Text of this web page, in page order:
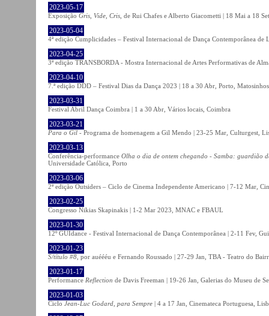
2023-05-17
Exposição Gris, Vide, Cris , de Rui Chafes e Alberto Giacometti | 18 Mai a 18
2023-05-04
4ª edição Cumplicidades – Festival Internacional de Dança Contemporânea
2023-04-25
3ª edição TRANSBORDA - Mostra Internacional de Artes Performativas de
2023-04-10
7.ª edição DDD – Festival Dias da Dança 2023 | 18 a 30 Abr, Porto,
2023-03-31
Festival Abril Dança Coimbra | 1 a 30 Abr, Vários locais, Coimbra
2023-03-21
Para o Gil - Programa de homenagem a Gil Mendo | 23-25 Mar, Culturgest,
2023-03-13
Conferência-performance Olha o dia de ontem chegando - Samba: guardião
Universidade Católica, Porto
2023-03-06
2ª edição Outsiders – Ciclo de Cinema Independente Americano | 7-12 Mar,
2023-02-25
Congresso Nikias Skapinakis | 1-2 Mar 2023, MNAC e FBAUL
2023-01-30
12º GUIdance - Festival Internacional de Dança Contemporânea | 2-11 Fev,
2023-01-23
S/título #8 , por auéééu e Fernando Roussado | 27-29 Jan, TBA - Teatro do
2023-01-17
Performance Reflection de Davis Freeman | 19-26 Jan, Galerias do Museu de
2023-01-03
Ciclo Jean-Luc Godard, para Sempre | 4 a 17 Jan, Cinemateca Portuguesa,